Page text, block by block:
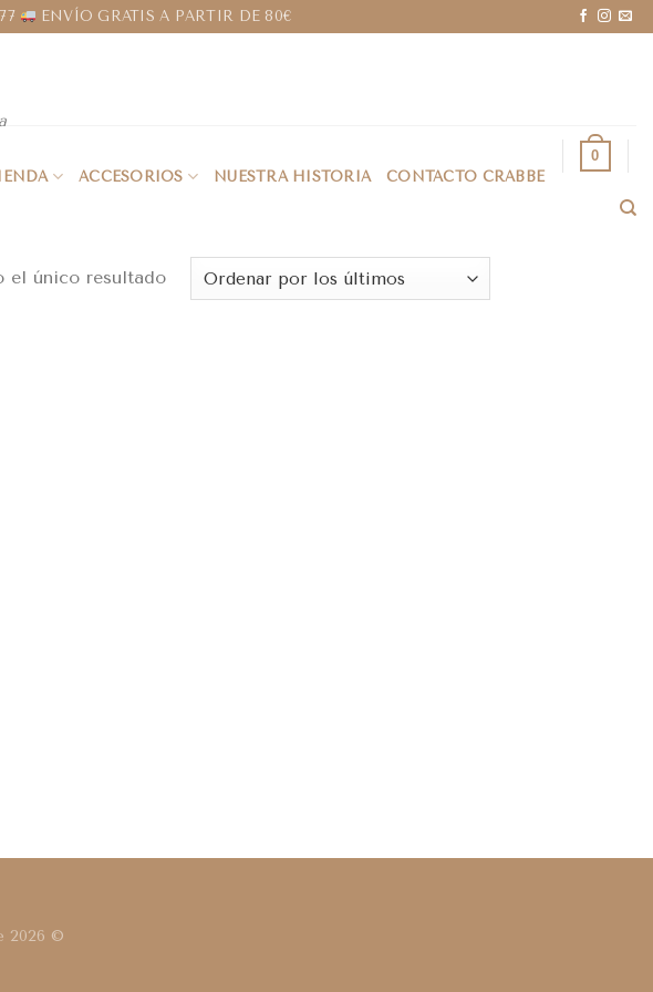
ENVÍO GRATIS A PARTIR DE 80€
ACCESORIOS NUESTRA HISTORIA CONTACTO CRABBE
0
el único resultado
2026 ©